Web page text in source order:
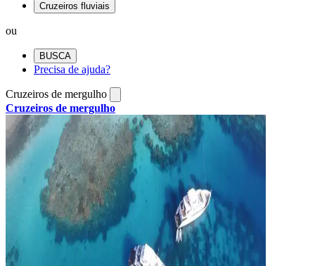
Cruzeiros fluviais
ou
BUSCA
Precisa de ajuda?
Cruzeiros de mergulho
Cruzeiros de mergulho